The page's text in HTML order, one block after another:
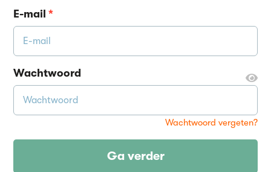
E-mail*
Wachtwoord
Wachtwoord vergeten?
Ga verder